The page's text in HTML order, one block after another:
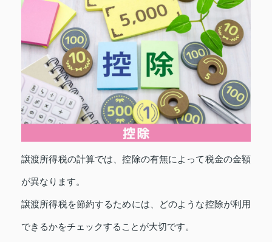
譲渡所得税の計算では、控除の有無によって税金の金額
が異なります。
譲渡所得税を節約するためには、どのような控除が利用
できるかをチェックすることが大切です。